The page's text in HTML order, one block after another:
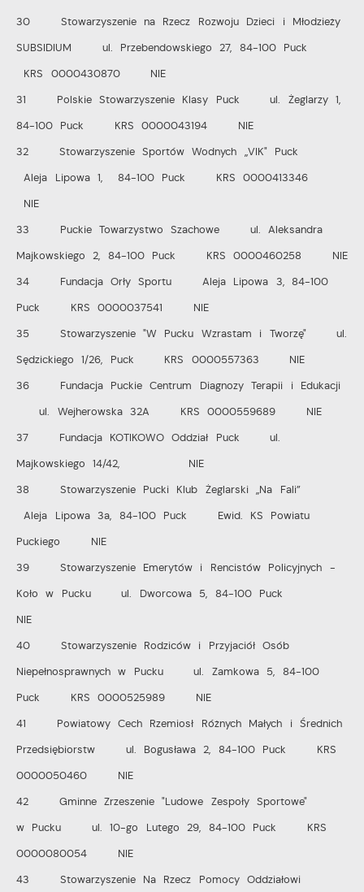
30 Stowarzyszenie na Rzecz Rozwoju Dzieci i Młodzieży
SUBSIDIUM ul. Przebendowskiego 27, 84-100 Puck
KRS 0000430870 NIE
31 Polskie Stowarzyszenie Klasy Puck ul. Żeglarzy 1,
84-100 Puck KRS 0000043194 NIE
32 Stowarzyszenie Sportów Wodnych „VIK" Puck
Aleja Lipowa 1, 84-100 Puck KRS 0000413346
NIE
33 Puckie Towarzystwo Szachowe ul. Aleksandra
Majkowskiego 2, 84-100 Puck KRS 0000460258 NIE
34 Fundacja Orły Sportu Aleja Lipowa 3, 84-100
Puck KRS 0000037541 NIE
35 Stowarzyszenie "W Pucku Wzrastam i Tworzę" ul.
Sędzickiego 1/26, Puck KRS 0000557363 NIE
36 Fundacja Puckie Centrum Diagnozy Terapii i Edukacji
ul. Wejherowska 32A KRS 0000559689 NIE
37 Fundacja KOTIKOWO Oddział Puck ul.
Majkowskiego 14/42, NIE
38 Stowarzyszenie Pucki Klub Żeglarski „Na Fali”
Aleja Lipowa 3a, 84-100 Puck Ewid. KS Powiatu
Puckiego NIE
39 Stowarzyszenie Emerytów i Rencistów Policyjnych -
Koło w Pucku ul. Dworcowa 5, 84-100 Puck
NIE
40 Stowarzyszenie Rodziców i Przyjaciół Osób
Niepełnosprawnych w Pucku ul. Zamkowa 5, 84-100
Puck KRS 0000525989 NIE
41 Powiatowy Cech Rzemiosł Różnych Małych i Średnich
Przedsiębiorstw ul. Bogusława 2, 84-100 Puck KRS
0000050460 NIE
42 Gminne Zrzeszenie "Ludowe Zespoły Sportowe"
w Pucku ul. 10-go Lutego 29, 84-100 Puck KRS
0000080054 NIE
43 Stowarzyszenie Na Rzecz Pomocy Oddziałowi